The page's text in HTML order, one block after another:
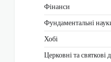
Фінанси
Фундаментальні
Хобі
Церковні та святкові